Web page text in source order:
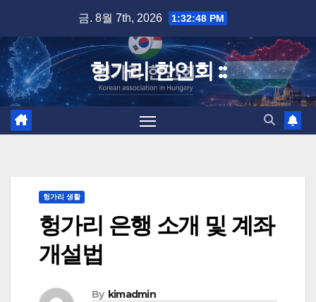
content
금. 8월 7th, 2026 1:32:49 PM
헝가리 한인회 ::
헝가리 생활
헝가리 은행 소개 및 계좌
개설법
By kimadmin